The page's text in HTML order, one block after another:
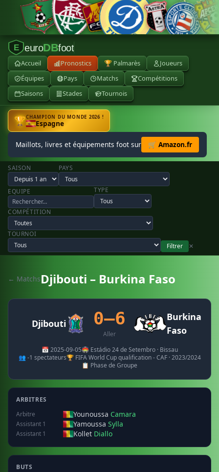
E euroDBfoot
Accueil Pronostics 🏆 Palmarès
Joueurs
Équipes
Pays Matchs
Compétitions
Saisons
Stades Tournois
🏆CHAMPION DU MONDE 2026 !
Espagne
Maillots, livres et équipements foot sur 🛒 Amazon.fr
SAISON PAYS
EQUIPE TYPE
COMPÉTITION
TOURNOI
Filtrer
✕
← MatchsDjibouti – Burkina Faso
Djibouti 0–6
Aller
Burkina
Faso
📅 2025-09-05🏟️ Estádio 24 de Setembro · Bissau
👥 -1 spectateurs🏆 FIFA World Cup qualification - CAF · 2023/2024
📋 Phase de Groupe
ARBITRES
Arbitre
Younoussa Camara
Assistant 1 Yamoussa Sylla
Assistant 1 Kollet Diallo
BUTS